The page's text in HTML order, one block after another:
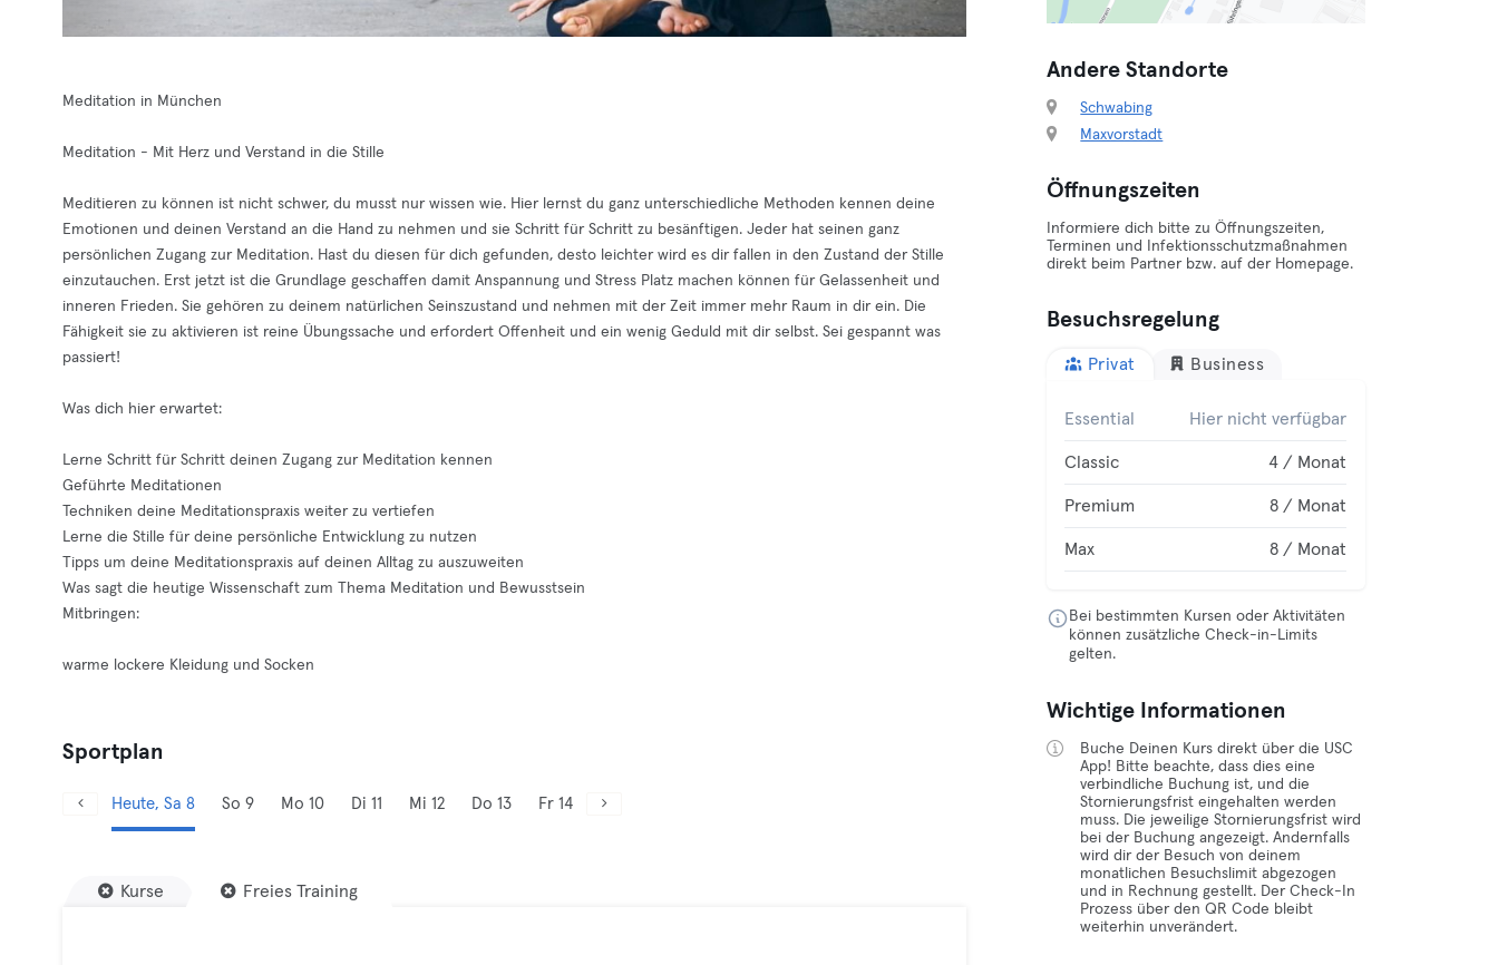
Meditation in München
Meditation - Mit Herz und Verstand in die Stille
Meditieren zu können ist nicht schwer, du musst nur wissen wie. Hier lernst du ganz unterschiedliche Methoden kennen deine
Emotionen und deinen Verstand an die Hand zu nehmen und sie Schritt für Schritt zu besänftigen. Jeder hat seinen ganz
persönlichen Zugang zur Meditation. Hast du diesen für dich gefunden, desto leichter wird es dir fallen in den Zustand der Stille
einzutauchen. Erst jetzt ist die Grundlage geschaffen damit Anspannung und Stress Platz machen können für Gelassenheit und
inneren Frieden. Sie gehören zu deinem natürlichen Seinszustand und nehmen mit der Zeit immer mehr Raum in dir ein. Die
Fähigkeit sie zu aktivieren ist reine Übungssache und erfordert Offenheit und ein wenig Geduld mit dir selbst. Sei gespannt was
passiert!
Was dich hier erwartet:
Lerne Schritt für Schritt deinen Zugang zur Meditation kennen
Geführte Meditationen
Techniken deine Meditationspraxis weiter zu vertiefen
Lerne die Stille für deine persönliche Entwicklung zu nutzen
Tipps um deine Meditationspraxis auf deinen Alltag zu auszuweiten
Was sagt die heutige Wissenschaft zum Thema Meditation und Bewusstsein
Mitbringen:
warme lockere Kleidung und Socken
Sportplan
Heute, Sa 8 So 9 Mo 10 Di 11 Mi 12 Do 13 Fr 14
Kurse Freies Training
Andere Standorte
Schwabing
Maxvorstadt
Öffnungszeiten
Informiere dich bitte zu Öffnungszeiten,
Terminen und Infektionsschutzmaßnahmen
direkt beim Partner bzw. auf der Homepage.
Besuchsregelung
Privat Business
Essential Hier nicht verfügbar
Classic 4 / Monat
Premium 8 / Monat
Max 8 / Monat
Bei bestimmten Kursen oder Aktivitäten
können zusätzliche Check-in-Limits
gelten.
Wichtige Informationen
Buche Deinen Kurs direkt über die USC
App! Bitte beachte, dass dies eine
verbindliche Buchung ist, und die
Stornierungsfrist eingehalten werden
muss. Die jeweilige Stornierungsfrist wird
bei der Buchung angezeigt. Andernfalls
wird dir der Besuch von deinem
monatlichen Besuchslimit abgezogen
und in Rechnung gestellt. Der Check-In
Prozess über den QR Code bleibt
weiterhin unverändert.